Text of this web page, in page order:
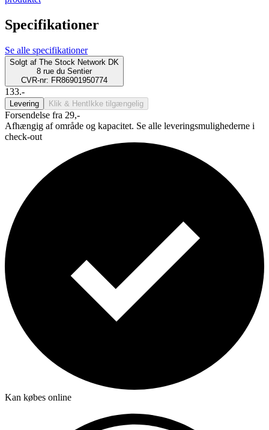
Specifikationer
Se alle specifikationer
Solgt af The Stock Network DK
8 rue du Sentier
CVR-nr: FR86901950774
133.-
Levering Klik & Hent Ikke tilgængelig
Forsendelse fra 29,-
Afhængig af område og kapacitet. Se alle leveringsmulighederne i
check-out
Kan købes online